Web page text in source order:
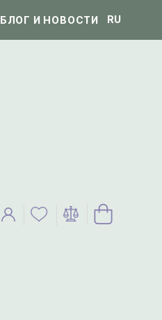
БЛОГ И НОВОСТИ RU